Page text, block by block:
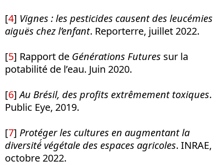
[4] Vignes : les pesticides causent des leucémies
aiguës chez l’enfant. Reporterre, juillet 2022.
[5] Rapport de Générations Futures sur la
potabilité de l’eau. Juin 2020.
[6] Au Brésil, des profits extrêmement toxiques.
Public Eye, 2019.
[7] Protéger les cultures en augmentant la
diversité́ végétale des espaces agricoles. INRAE,
octobre 2022.